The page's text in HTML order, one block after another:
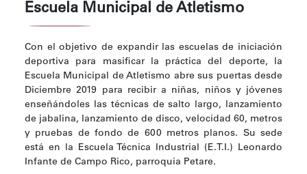
Escuela Municipal de Atletismo
Con el objetivo de expandir las escuelas de iniciación
deportiva para masificar la práctica del deporte, la
Escuela Municipal de Atletismo abre sus puertas desde
Diciembre 2019 para recibir a niñas, niños y jóvenes
enseñándoles las técnicas de salto largo, lanzamiento
de jabalina, lanzamiento de disco, velocidad 60, metros
y pruebas de fondo de 600 metros planos. Su sede
está en la Escuela Técnica Industrial (E.T.I.) Leonardo
Infante de Campo Rico, parroquia Petare.